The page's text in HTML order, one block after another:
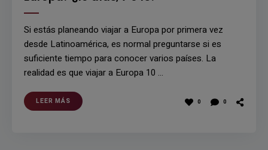
Si estás planeando viajar a Europa por primera vez
desde Latinoamérica, es normal preguntarse si es
suficiente tiempo para conocer varios países. La
realidad es que viajar a Europa 10 …
LEER MÁS 0 0